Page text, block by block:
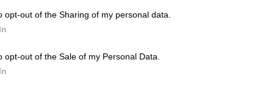
opt-out of the Sharing of my personal data.
opt-out of the Sale of my Personal Data.